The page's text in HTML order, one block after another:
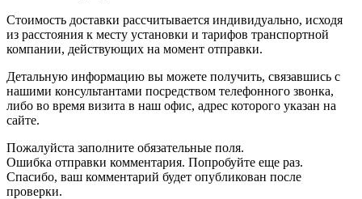
Стоимость доставки рассчитывается индивидуально, исходя
из расстояния к месту установки и тарифов транспортной
компании, действующих на момент отправки.
Детальную информацию вы можете получить, связавшись с
нашими консультантами посредством телефонного звонка,
либо во время визита в наш офис, адрес которого указан на
сайте.
Пожалуйста заполните обязательные поля.
Ошибка отправки комментария. Попробуйте еще раз.
Спасибо, ваш комментарий будет опубликован после
проверки.